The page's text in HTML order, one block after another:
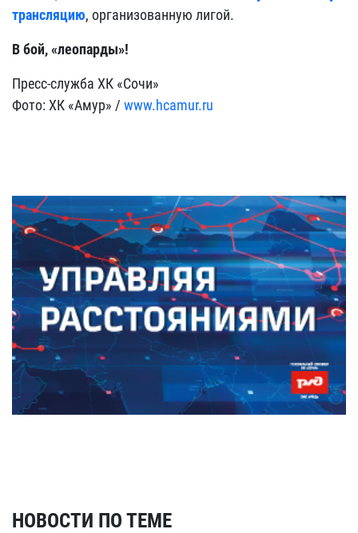
трансляцию, организованную лигой.
В бой, «леопарды»!
Пресс-служба ХК «Сочи»
Фото: ХК «Амур» / www.hcamur.ru
НОВОСТИ ПО ТЕМЕ